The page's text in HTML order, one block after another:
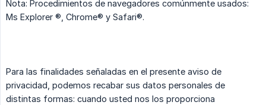
Nota: Procedimientos de navegadores comúnmente usados:
Ms Explorer ®, Chrome® y Safari®.
Para las finalidades señaladas en el presente aviso de
privacidad, podemos recabar sus datos personales de
distintas formas: cuando usted nos los proporciona